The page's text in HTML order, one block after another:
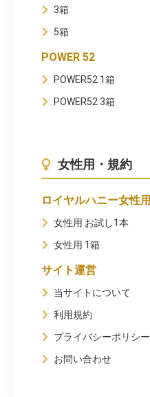
3箱
5箱
POWER 52
POWER52 1箱
POWER52 3箱
女性用・規約
ロイヤルハニー女性用
女性用 お試し1本
女性用 1箱
サイト運営
当サイトについて
利用規約
プライバシーポリシー
お問い合わせ